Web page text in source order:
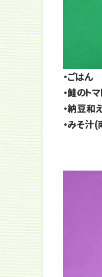
・ごはん
・鮭のト
・納豆和
・みそ汁